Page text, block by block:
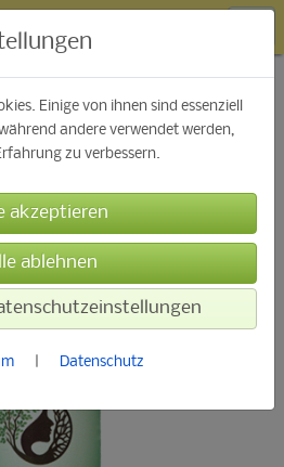
Einige von ihnen sind essenziell
andere verwendet werden,
zu verbessern.
| Datenschutz